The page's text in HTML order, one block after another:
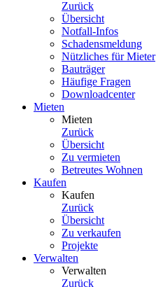
Zurück
Übersicht
Notfall-Infos
Schadensmeldung
Nützliches für Mieter
Bauträger
Häufige Fragen
Downloadcenter
Mieten
Mieten
Zurück
Übersicht
Zu vermieten
Betreutes Wohnen
Kaufen
Kaufen
Zurück
Übersicht
Zu verkaufen
Projekte
Verwalten
Verwalten
Zurück